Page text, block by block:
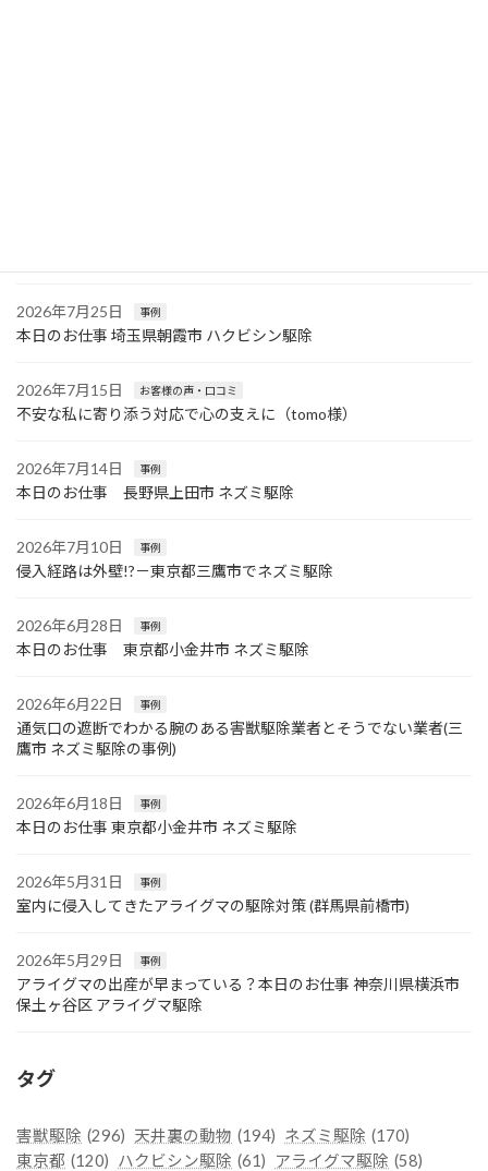
2026年7月25日 事例
本日のお仕事 埼玉県朝霞市 ハクビシン駆除
2026年7月15日 お客様の声・口コミ
不安な私に寄り添う対応で心の支えに（tomo様）
2026年7月14日 事例
本日のお仕事 長野県上田市 ネズミ駆除
2026年7月10日 事例
侵入経路は外壁!?－東京都三鷹市でネズミ駆除
2026年6月28日 事例
本日のお仕事 東京都小金井市 ネズミ駆除
2026年6月22日 事例
通気口の遮断でわかる腕のある害獣駆除業者とそうでない業者(三
鷹市 ネズミ駆除の事例)
2026年6月18日 事例
本日のお仕事 東京都小金井市 ネズミ駆除
2026年5月31日 事例
室内に侵入してきたアライグマの駆除対策 (群馬県前橋市)
2026年5月29日 事例
アライグマの出産が早まっている？本日のお仕事 神奈川県横浜市
保土ヶ谷区 アライグマ駆除
タグ
害獣駆除 (296) 天井裏の動物 (194) ネズミ駆除 (170)
東京都 (120) ハクビシン駆除 (61) アライグマ駆除 (58)